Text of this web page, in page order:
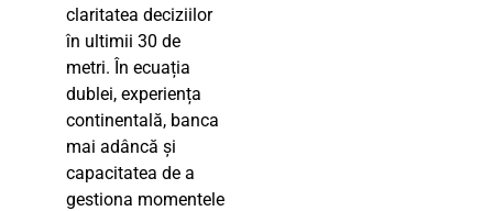
claritatea deciziilor
în ultimii 30 de
metri. În ecuația
dublei, experiența
continentală, banca
mai adâncă și
capacitatea de a
gestiona momentele